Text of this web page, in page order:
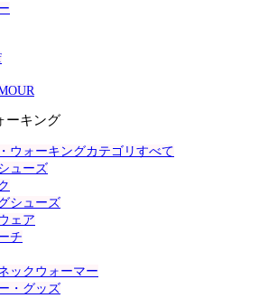
ーキング
ウォーキングカテゴリすべて
ューズ
シューズ
ェア
チ
ックウォーマー
・グッズ